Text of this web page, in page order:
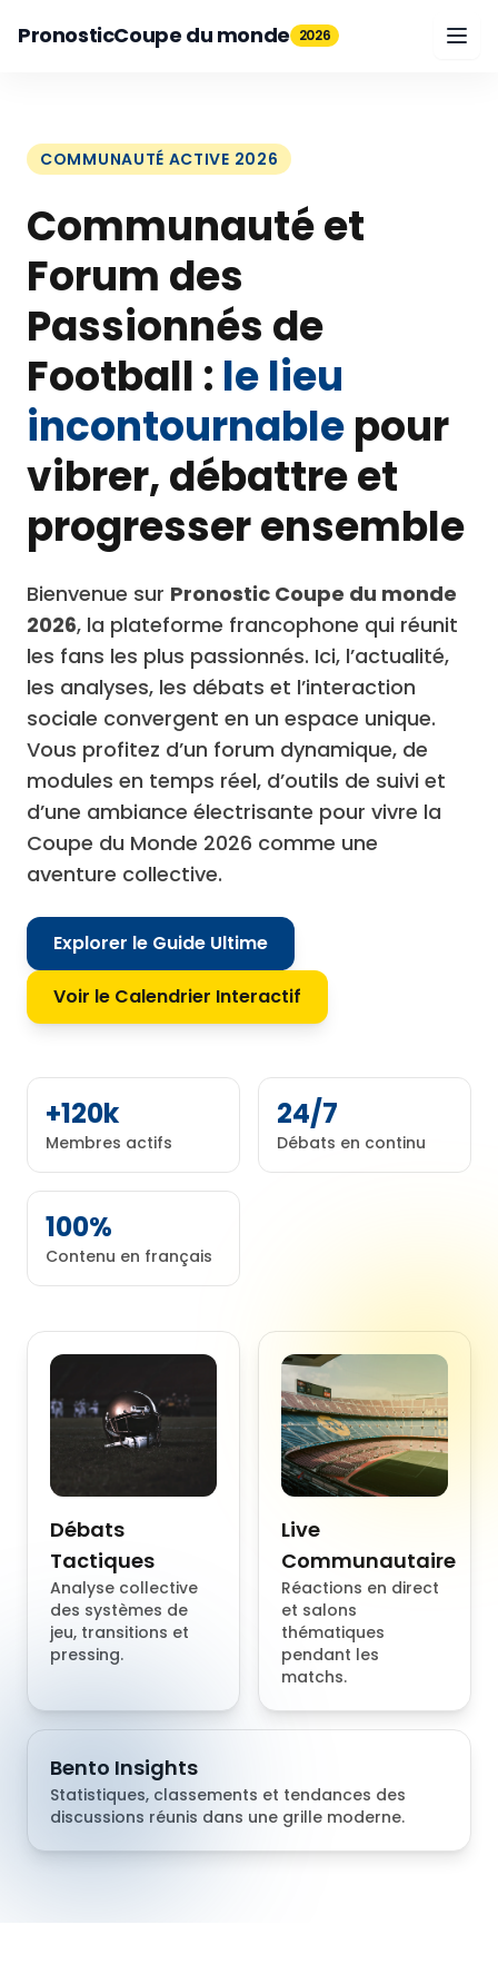
PronosticCoupe du monde 2026
COMMUNAUTÉ ACTIVE 2026
Communauté et
Forum des
Passionnés de
Football : le lieu
incontournablepour
vibrer, débattre et
progresser ensemble
Bienvenue sur Pronostic Coupe du monde
2026, la plateforme francophone qui réunit
les fans les plus passionnés. Ici, l’actualité,
les analyses, les débats et l’interaction
sociale convergent en un espace unique.
Vous profitez d’un forum dynamique, de
modules en temps réel, d’outils de suivi et
d’une ambiance électrisante pour vivre la
Coupe du Monde 2026 comme une
aventure collective.
Explorer le Guide Ultime
Voir le Calendrier Interactif
+120k
Membres actifs
24/7
Débats en continu
100%
Contenu en français
Débats
Tactiques
Analyse collective
des systèmes de
jeu, transitions et
pressing.
Live
Communautaire
Réactions en direct
et salons
thématiques
pendant les
matchs.
Bento Insights
Statistiques, classements et tendances des
discussions réunis dans une grille moderne.